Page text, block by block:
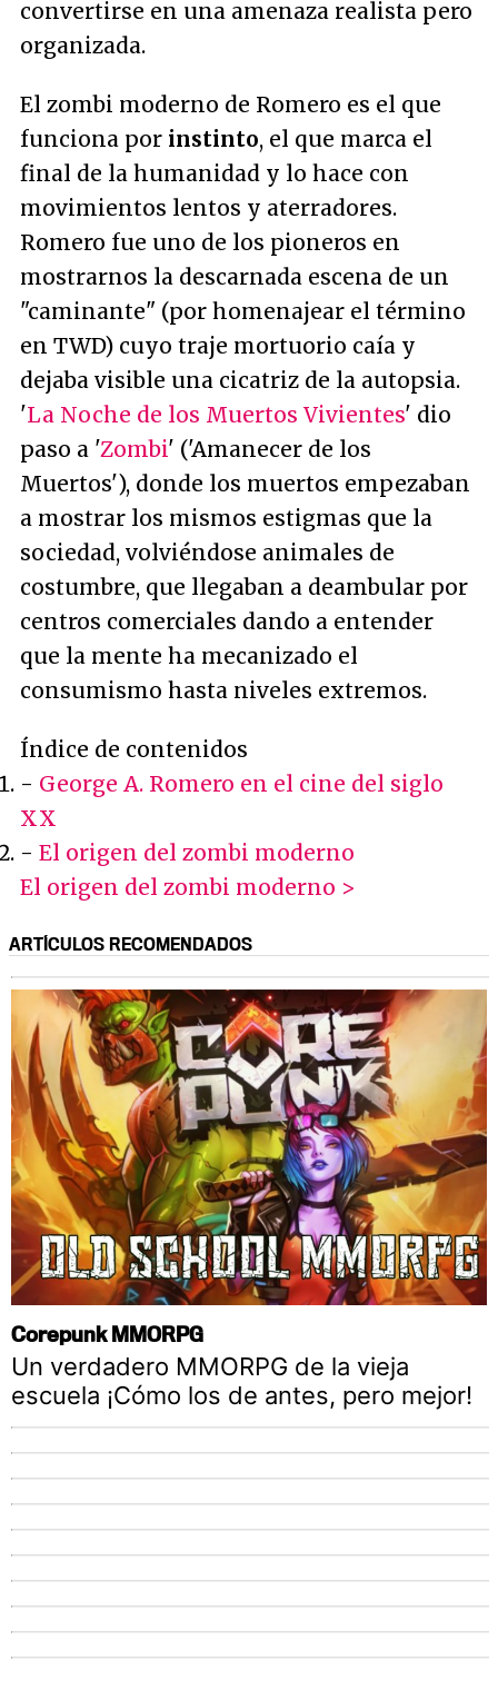
convertirse en una amenaza realista pero
organizada.
El zombi moderno de Romero es el que
funciona por instinto, el que marca el
final de la humanidad y lo hace con
movimientos lentos y aterradores.
Romero fue uno de los pioneros en
mostrarnos la descarnada escena de un
"caminante" (por homenajear el término
en TWD) cuyo traje mortuorio caía y
dejaba visible una cicatriz de la autopsia.
'La Noche de los Muertos Vivientes' dio
paso a 'Zombi' ('Amanecer de los
Muertos'), donde los muertos empezaban
a mostrar los mismos estigmas que la
sociedad, volviéndose animales de
costumbre, que llegaban a deambular por
centros comerciales dando a entender
que la mente ha mecanizado el
consumismo hasta niveles extremos.
Índice de contenidos
- George A. Romero en el cine del siglo
XX
- El origen del zombi moderno
El origen del zombi moderno >
ARTÍCULOS RECOMENDADOS
Corepunk MMORPG
Un verdadero MMORPG de la vieja
escuela ¡Cómo los de antes, pero mejor!